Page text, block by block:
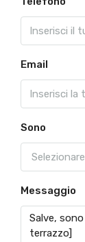
Email
Sono
Selezionare
Messaggio